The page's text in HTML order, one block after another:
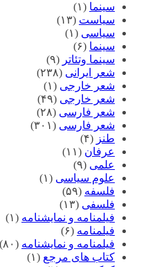
سینما (۱)
سیاست (۱۳)
سیاسی (۱)
سینما (۶)
سینما وتئاتر (۹)
شعر ایرانی (۲۳۸)
شعر خارجی (۱)
شعر خارجی (۴۹)
شعر فارسی (۲۸)
شعر فارسی (۳۰۱)
طنز (۴)
عرفان (۱۱)
علمی (۹)
علوم سیاسی (۱)
فلسفه (۵۹)
فلسفی (۱۳)
فیلمنامه و نمایشنامه (۱)
فیلمنامه (۶)
فیلمنامه و نمایشنامه (۸۰)
کتاب های مرجع (۱)